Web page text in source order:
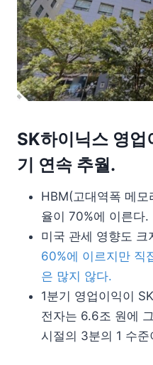
SK하이닉스 영
기 연속 추월.
HBM(고대역폭 메
율이 70%에 이른다.
미국 관세 영향도 크
60%에 이르지만 직
은 많지 않다.
1분기 영업이익이
전자는 6.6조 원에
시절의 3분의 1 수준